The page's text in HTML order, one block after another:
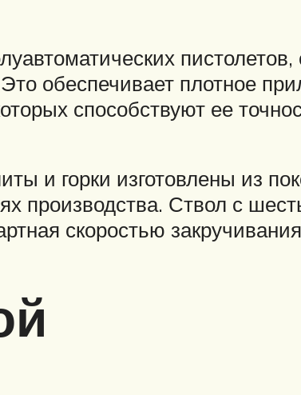
обеспечивает плотное
способствуют ее
и горки изготовлены из
производства. Ствол с
скоростью